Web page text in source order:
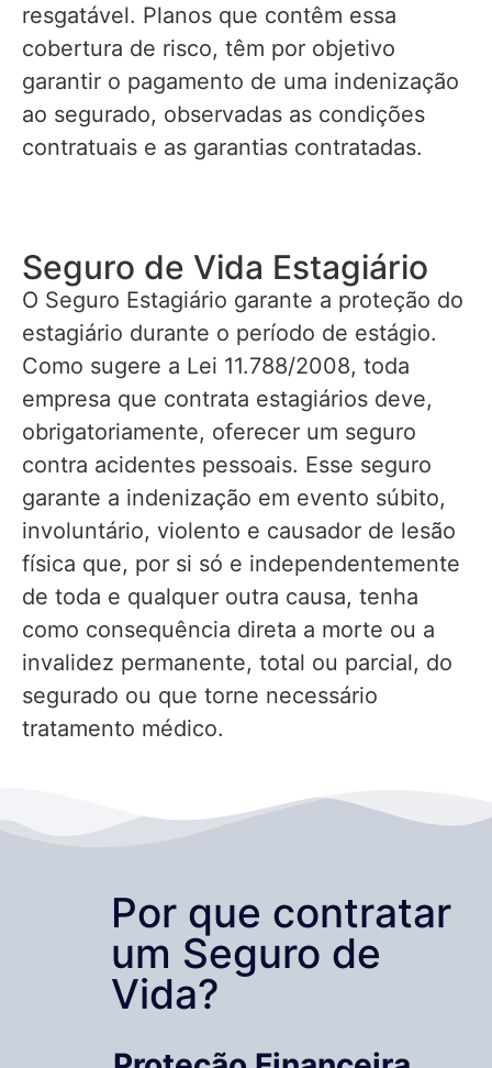
resgatável. Planos que contêm essa
cobertura de risco, têm por objetivo
garantir o pagamento de uma indenização
ao segurado, observadas as condições
contratuais e as garantias contratadas.
Seguro de Vida Estagiário
O Seguro Estagiário garante a proteção do
estagiário durante o período de estágio.
Como sugere a Lei 11.788/2008, toda
empresa que contrata estagiários deve,
obrigatoriamente, oferecer um seguro
contra acidentes pessoais. Esse seguro
garante a indenização em evento súbito,
involuntário, violento e causador de lesão
física que, por si só e independentemente
de toda e qualquer outra causa, tenha
como consequência direta a morte ou a
invalidez permanente, total ou parcial, do
segurado ou que torne necessário
tratamento médico.
Por que contratar
um Seguro de
Vida?